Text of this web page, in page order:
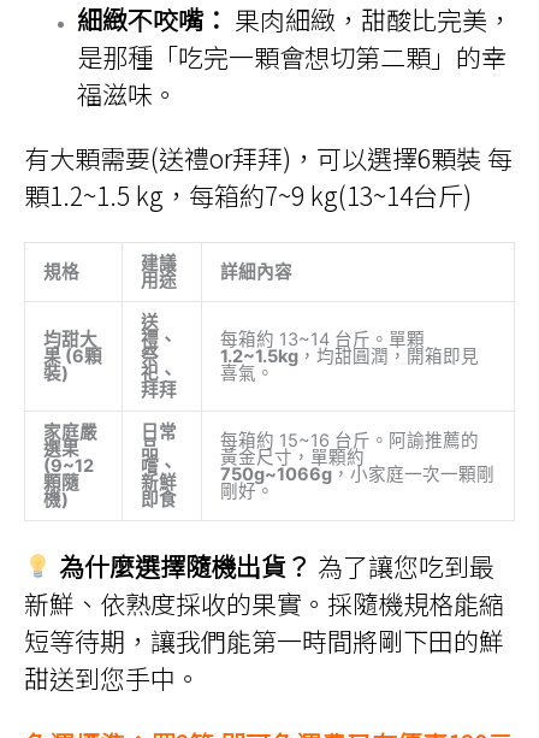
細緻不咬嘴： 果肉細緻，甜酸比完美，
是那種「吃完一顆會想切第二顆」的幸
福滋味。
有大顆需要(送禮or拜拜)，可以選擇6顆裝 每
顆1.2~1.5 kg，每箱約7~9 kg(13~14台斤)
規格 建議
用途 詳細內容
均甜大
果 (6顆
裝)
送
禮、
祭
祀、
拜拜
每箱約 13~14 台斤。單顆
1.2~1.5kg，均甜圓潤，開箱即見
喜氣。
家庭嚴
選果
(9~12
顆隨
機)
日常
品
嚐、
新鮮
即食
每箱約 15~16 台斤。阿諭推薦的
黃金尺寸，單顆約
750g~1066g，小家庭一次一顆剛
剛好。
為什麼選擇隨機出貨？ 為了讓您吃到最
新鮮、依熟度採收的果實。採隨機規格能縮
短等待期，讓我們能第一時間將剛下田的鮮
甜送到您手中。